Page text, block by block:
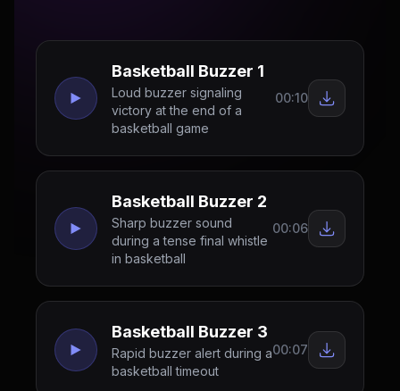
Basketball Buzzer 1
Loud buzzer signaling
victory at the end of a
basketball game
00:10
Basketball Buzzer 2
Sharp buzzer sound
during a tense final whistle
in basketball
00:06
Basketball Buzzer 3
Rapid buzzer alert during a
basketball timeout
00:07